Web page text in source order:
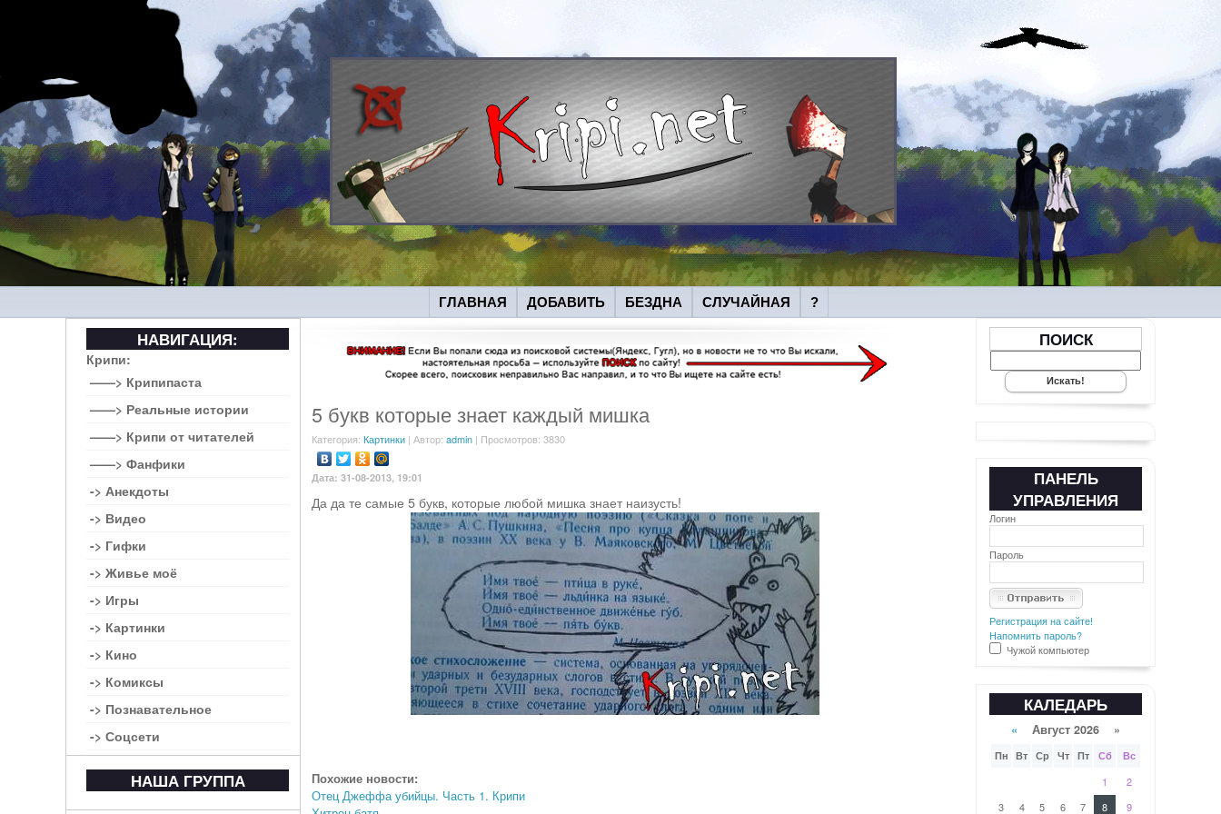
ГЛАВНАЯ ДОБАВИТЬ БЕЗДНА СЛУЧАЙНАЯ ?
5 букв которые знает каждый мишка
Категория: Картинки| Автор: admin| Просмотров: 3830
Дата: 31-08-2013, 19:01
Да да те самые 5 букв, которые любой мишка знает наизусть!
Похожие новости:
Отец Джеффа убийцы. Часть 1. Крипи
НАВИГАЦИЯ:
Крипи:
——> Крипипаста
——> Реальные истории
——> Крипи от читателей
——> Фанфики
-> Анекдоты
-> Видео
-> Гифки
-> Живье моё
-> Игры
-> Картинки
-> Кино
-> Комиксы
-> Познавательное
-> Соцсети
НАША ГРУППА
ПОИСК
ПАНЕЛЬ
УПРАВЛЕНИЯ
Логин
Пароль
Регистрация на сайте!
Напомнить пароль?
Чужой компьютер
КАЛЕДАРЬ
« Август 2026 »
Пн Вт Ср Чт Пт Сб Вс
1
2
3
4 5 6 7 8 9